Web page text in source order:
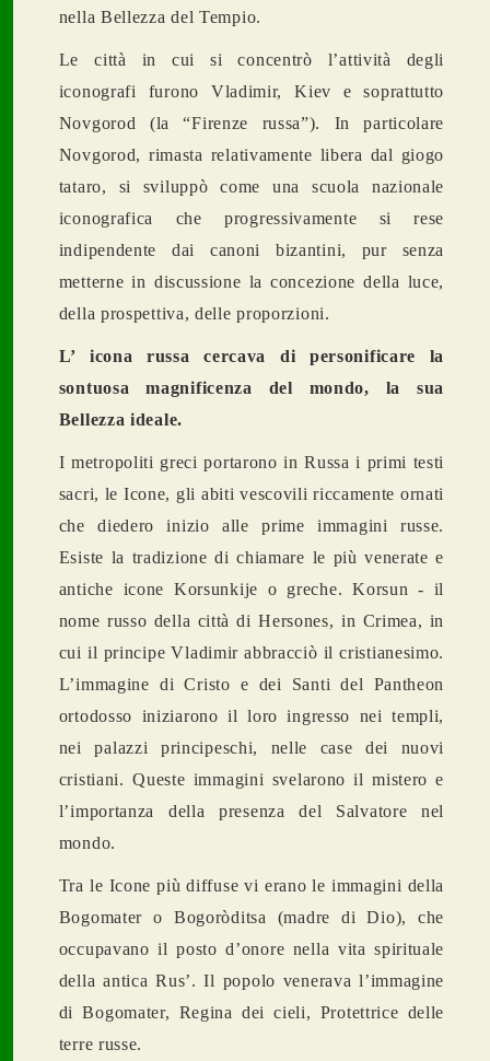
nella Bellezza del Tempio.
Le città in cui si concentrò l’attività degli
iconografi furono Vladimir, Kiev e soprattutto
Novgorod (la “Firenze russa”). In particolare
Novgorod, rimasta relativamente libera dal giogo
tataro, si sviluppò come una scuola nazionale
iconografica che progressivamente si rese
indipendente dai canoni bizantini, pur senza
metterne in discussione la concezione della luce,
della prospettiva, delle proporzioni.
L’ icona russa cercava di personificare la
sontuosa magnificenza del mondo, la sua
Bellezza ideale.
I metropoliti greci portarono in Russa i primi testi
sacri, le Icone, gli abiti vescovili riccamente ornati
che diedero inizio alle prime immagini russe.
Esiste la tradizione di chiamare le più venerate e
antiche icone Korsunkije o greche. Korsun - il
nome russo della cittàdi Hersones, in Crimea, in
cui il principe Vladimir abbracciò il cristianesimo.
L’immagine di Cristo e dei Santi del Pantheon
ortodosso iniziarono il loro ingresso nei templi,
nei palazzi principeschi, nelle case dei nuovi
cristiani. Queste immagini svelarono il mistero e
l’importanza della presenza del Salvatore nel
mondo.
Tra le Icone più diffuse vi erano le immagini della
Bogomater o Bogoròditsa (madre di Dio), che
occupavano il posto d’onore nella vita spirituale
della antica Rus’. Il popolo venerava l’immagine
di Bogomater, Regina dei cieli, Protettrice delle
terre russe.